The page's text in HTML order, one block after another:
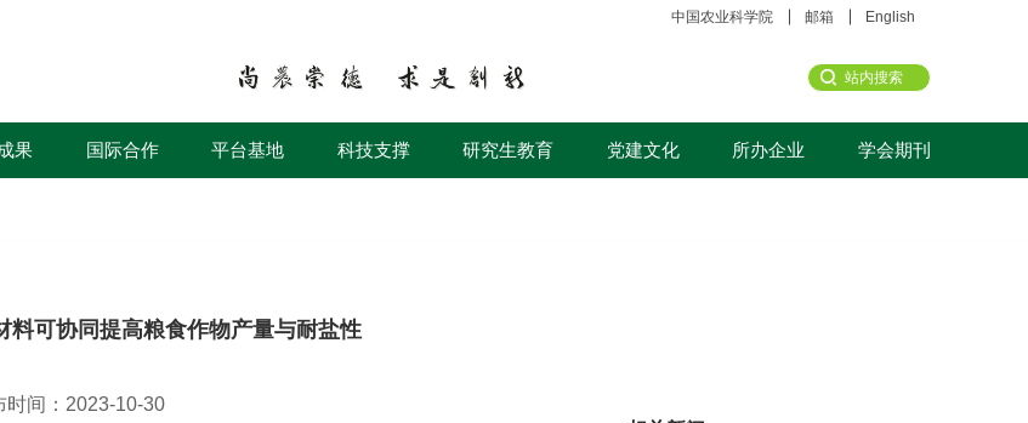
中国农业科学院 邮箱 English
果 国际合作 平台基地 科技支撑 研究生教育 党建文化 所办企业 学会期刊
料可协同提高粮食作物产量与耐盐性
时间：2023-10-30